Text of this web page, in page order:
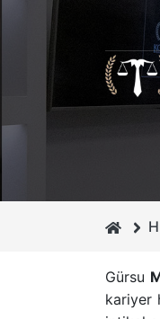
Gürsu
kariyer